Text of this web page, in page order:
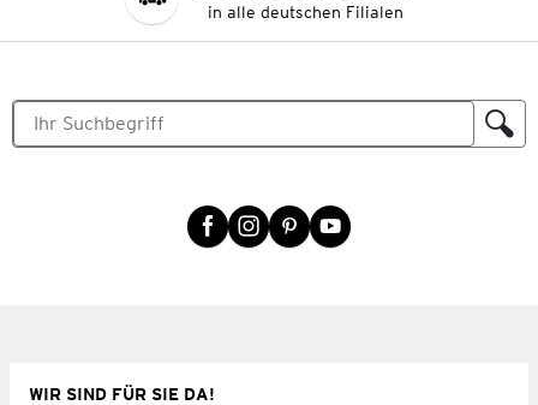
in alle deutschen Filialen
WIR SIND FÜR SIE DA!